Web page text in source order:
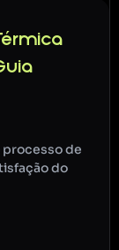
de
do